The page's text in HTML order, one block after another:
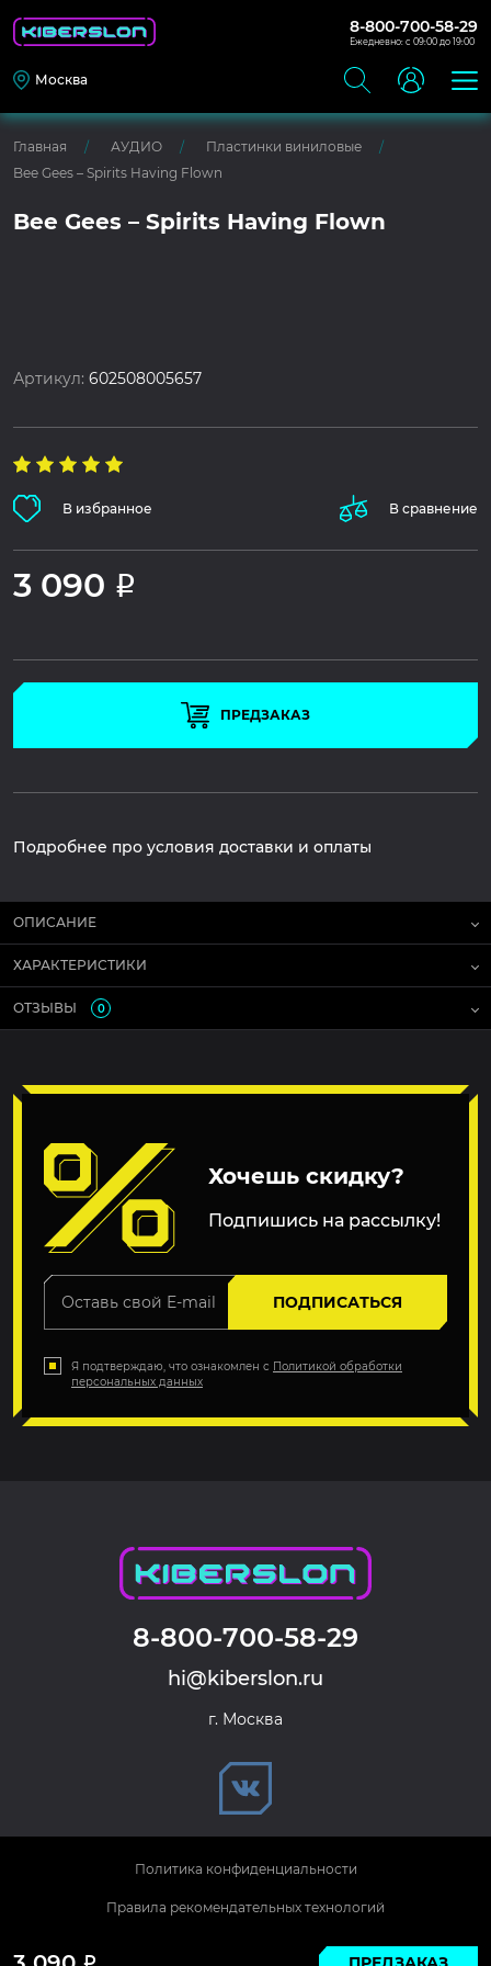
8-800-700-58-29
Ежедневно: с 09:00 до 19:00
Москва
Главная АУДИО
Пластинки виниловые
Bee Gees – Spirits Having Flown
Bee Gees – Spirits Having Flown
Артикул:602508005657
В избранное В сравнение
3 090 Р
ПРЕДЗАКАЗ
Подробнее про условия доставки и оплаты
Р
ОПИСАНИЕ
ХАРАКТЕРИСТИКИ
ОТЗЫВЫ 0
Хочешь скидку?
Подпишись на рассылку!
ПОДПИСАТЬСЯ
Я подтверждаю, что ознакомлен с Политикой обработки
персональных данных
8-800-700-58-29
hi@kiberslon.ru
г. Москва
© 2026 KIBERSLON. Все права защищены.
Политика конфиденциальности
Правила рекомендательных технологий